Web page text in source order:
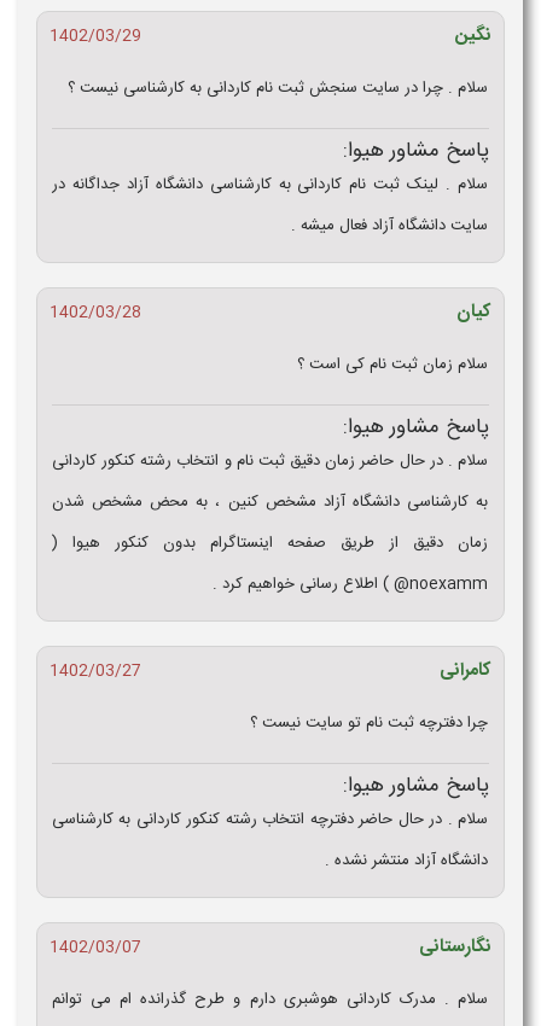
نگین
1402/03/29
سلام . چرا در سایت سنجش ثبت نام کاردانی به کارشناسی نیست ؟
پاسخ مشاور هیوا:
سلام . لینک ثبت نام کاردانی به کارشناسی دانشگاه آزاد جداگانه در
سایت دانشگاه آزاد فعال میشه .
کیان
1402/03/28
سلام زمان ثبت نام کی است ؟
پاسخ مشاور هیوا:
سلام . در حال حاضر زمان دقیق ثبت نام و انتخاب رشته کنکور کاردانی
به کارشناسی دانشگاه آزاد مشخص کنین ، به محض مشخص شدن
زمان دقیق از طریق صفحه اینستاگرام بدون کنکور هیوا (
noexamm@ ) اطلاع رسانی خواهیم کرد .
کامرانی
1402/03/27
چرا دفترچه ثبت نام تو سایت نیست ؟
پاسخ مشاور هیوا:
سلام . در حال حاضر دفترچه انتخاب رشته کنکور کاردانی به کارشناسی
دانشگاه آزاد منتشر نشده .
نگارستانی
1402/03/07
سلام . مدرک کاردانی هوشبری دارم و طرح گذرانده ام می توانم